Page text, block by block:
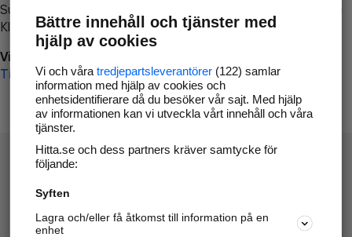
Surfa till
Klicka påTillbaka-knappen i webbläsaren och försök igen
Vi beklagar besväret!
Till startsidan
Hitta.se - Gratis nummerupplysning.
Sök företag, personer och platser.
Bättre innehåll och tjänster med
hjälp av cookies
Vi och våra tredjepartsleverantörer(122) samlar
information med hjälp av cookies och
enhetsidentifierare då du besöker vår sajt. Med hjälp
av informationen kan vi utveckla vårt innehåll och våra
tjänster.
Hitta.se och dess partners kräver samtycke för
följande:
Syften
Lagra och/eller få åtkomst till information på en
enhet